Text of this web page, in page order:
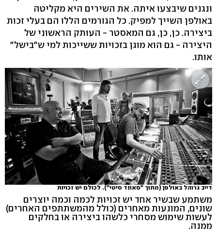
ונגנים שיבצעו איתה. את השירים היא מקליטה
באולפן השייך למפיק. כל הגורמים הללו הם בעלי זכות
ביצירה. כן, כן, גם המאסטר - העותק הראשוני של
היצירה - גם הוא מוגן בזכויות ששייכות למי ש"בישל"
אותו.
דייב גרוהל באולפן (מתוך "סאונד סיטי"). לכולם יש זכויות
משתמע שבשיר אחד יש זכויות לכמה וכמה יוצרים
שונים, המונעות מאחרים (כולל מהמשתתפים האחרים)
לעשות שימוש מסחרי כלשהו ביצירה או בחלקים
ממנה.